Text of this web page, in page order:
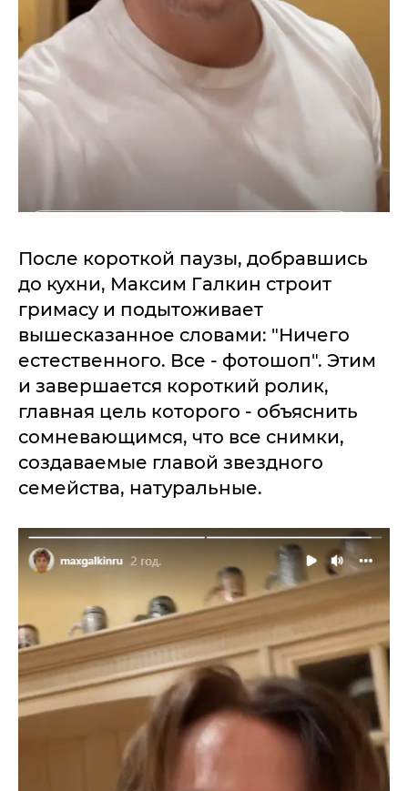
После короткой паузы, добравшись
до кухни, Максим Галкин строит
гримасу и подытоживает
вышесказанное словами: "Ничего
естественного. Все - фотошоп". Этим
и завершается короткий ролик,
главная цель которого - объяснить
сомневающимся, что все снимки,
создаваемые главой звездного
семейства, натуральные.